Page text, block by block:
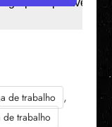
grupo imparável de
de trabalho ,
de trabalho